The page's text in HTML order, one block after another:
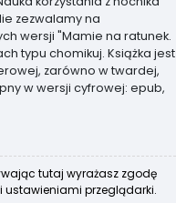
zezwalamy na
wersji "Mamie na ratunek.
typu chomikuj. Książka jest
zarówno w twardej,
w wersji cyfrowej: epub,
tutaj wyrażasz zgodę
ustawieniami przeglądarki.